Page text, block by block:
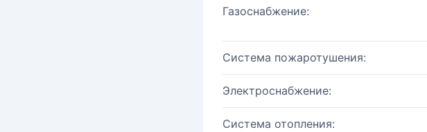
Газоснабжение:
Система пожаротушения:
Электроснабжение:
Система отопления: